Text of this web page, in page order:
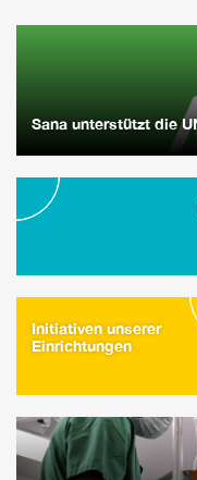
Sana unterstützt die
Initiativen unserer
Einrichtungen